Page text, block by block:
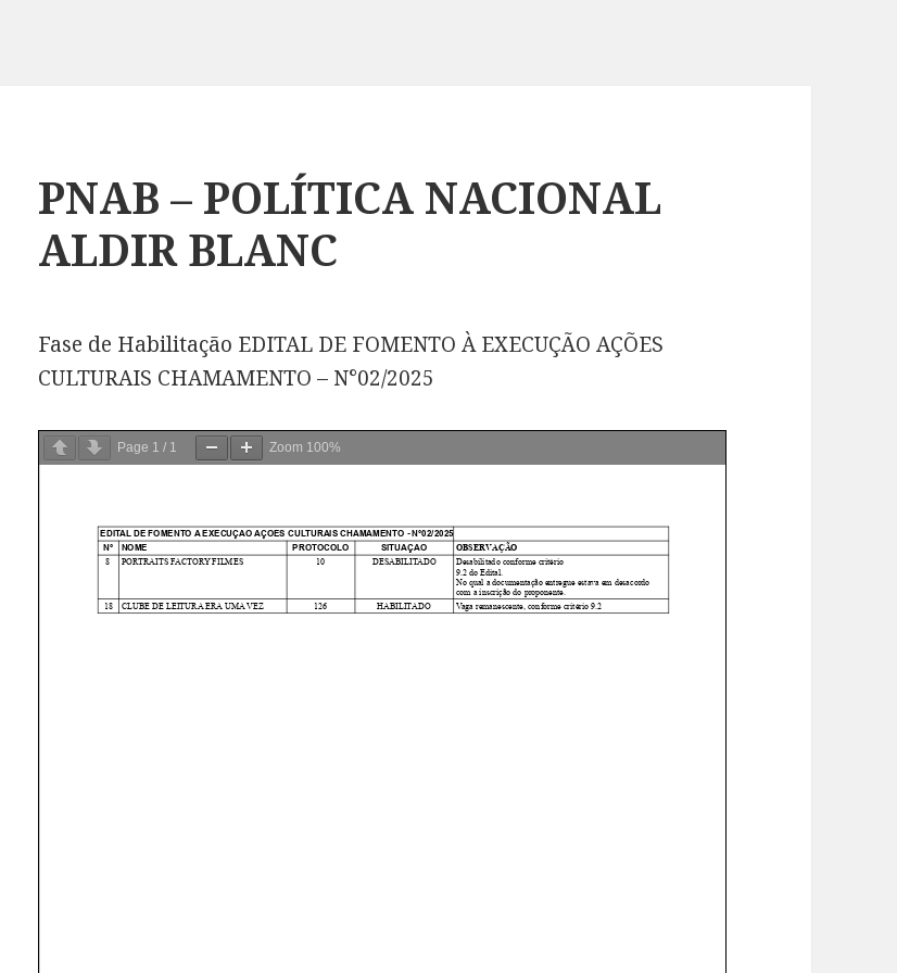
PNAB – POLÍTICA NACIONAL
ALDIR BLANC
Fase de Habilitação EDITAL DE FOMENTO À EXECUÇÃO AÇÕES
CULTURAIS CHAMAMENTO – N°02/2025
Page 1 / 1 Zoom 100%